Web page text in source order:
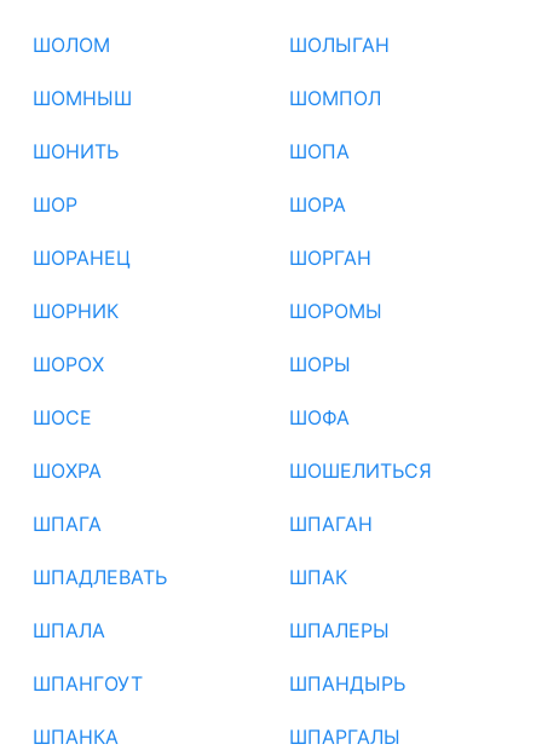
ШОЛОМ ШОЛЫГАН
ШОМНЫШ ШОМПОЛ
ШОНИТЬ ШОПА
ШОР ШОРА
ШОРАНЕЦ ШОРГАН
ШОРНИК ШОРОМЫ
ШОРОХ ШОРЫ
ШОСЕ ШОФА
ШОХРА ШОШЕЛИТЬСЯ
ШПАГА ШПАГАН
ШПАДЛЕВАТЬ ШПАК
ШПАЛА ШПАЛЕРЫ
ШПАНГОУТ ШПАНДЫРЬ
ШПАНКА ШПАРГАЛЫ